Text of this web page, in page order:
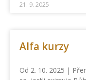
21. 9. 2025
Alfa kurzy
Od 2. 10. 2025 |